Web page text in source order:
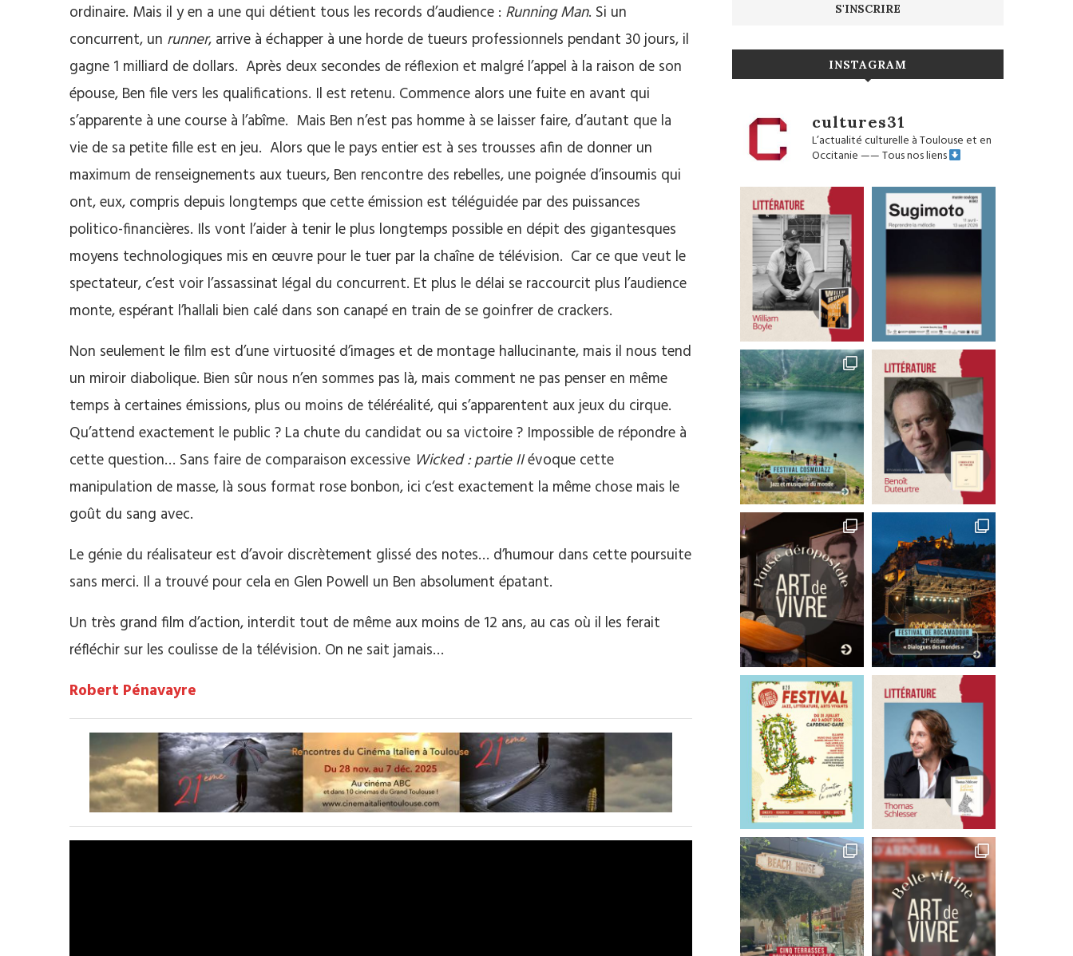
ordinaire. Mais il y en a une qui détient tous les records d’audience : Running Man. Si un
concurrent, un runner, arrive à échapper à une horde de tueurs professionnels pendant 30 jours, il
gagne 1 milliard de dollars. Après deux secondes de réflexion et malgré l’appel à la raison de son
épouse, Ben file vers les qualifications. Il est retenu. Commence alors une fuite en avant qui
s’apparente à une course à l’abîme. Mais Ben n’est pas homme à se laisser faire, d’autant que la
vie de sa petite fille est en jeu. Alors que le pays entier est à ses trousses afin de donner un
maximum de renseignements aux tueurs, Ben rencontre des rebelles, une poignée d’insoumis qui
ont, eux, compris depuis longtemps que cette émission est téléguidée par des puissances
politico-financières. Ils vont l’aider à tenir le plus longtemps possible en dépit des gigantesques
moyens technologiques mis en œuvre pour le tuer par la chaîne de télévision. Car ce que veut le
spectateur, c’est voir l’assassinat légal du concurrent. Et plus le délai se raccourcit plus l’audience
monte, espérant l’hallali bien calé dans son canapé en train de se goinfrer de crackers.
Non seulement le film est d’une virtuosité d’images et de montage hallucinante, mais il nous tend
un miroir diabolique. Bien sûr nous n’en sommes pas là, mais comment ne pas penser en même
temps à certaines émissions, plus ou moins de téléréalité, qui s’apparentent aux jeux du cirque.
Qu’attend exactement le public ? La chute du candidat ou sa victoire ? Impossible de répondre à
cette question… Sans faire de comparaison excessive Wicked : partie IIévoque cette
manipulation de masse, là sous format rose bonbon, ici c‘est exactement la même chose mais le
goût du sang avec.
Le génie du réalisateur est d’avoir discrètement glissé des notes… d’humour dans cette poursuite
sans merci. Il a trouvé pour cela en Glen Powell un Ben absolument épatant.
Un très grand film d’action, interdit tout de même aux moins de 12 ans, au cas où il les ferait
réfléchir sur les coulisse de la télévision. On ne sait jamais…
Robert Pénavayre
INSTAGRAM
cultures31
L’actualité culturelle à Toulouse et en
Occitanie——Tous nos liens